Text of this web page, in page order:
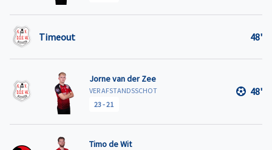
Timeout 48'
Jorne van der Zee
VER AFSTANDSSCHOT
23-21
48'
Timo de Wit